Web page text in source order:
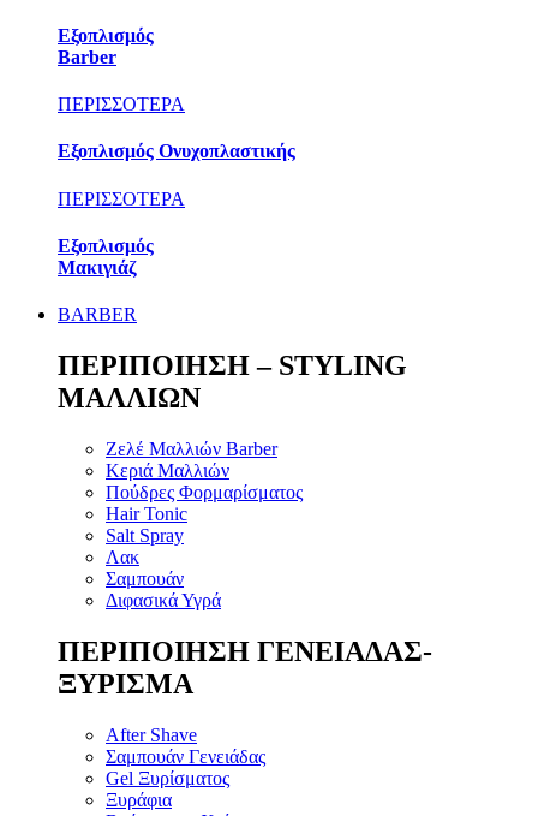
Εξοπλισμός
Barber
ΠΕΡΙΣΣΟΤΕΡΑ
Εξοπλισμός Ονυχοπλαστικής
ΠΕΡΙΣΣΟΤΕΡΑ
Εξοπλισμός
Μακιγιάζ
BARBER
ΠΕΡΙΠΟΙΗΣΗ – STYLING
ΜΑΛΛΙΩΝ
Ζελέ Μαλλιών Barber
Κεριά Μαλλιών
Πούδρες Φορμαρίσματος
Hair Tonic
Salt Spray
Λακ
Σαμπουάν
Διφασικά Υγρά
ΠΕΡΙΠΟΙΗΣΗ ΓΕΝΕΙΑΔΑΣ-
ΞΥΡΙΣΜΑ
After Shave
Σαμπουάν Γενειάδας
Gel Ξυρίσματος
Ξυράφια